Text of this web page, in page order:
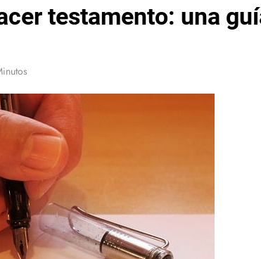
testamento: una